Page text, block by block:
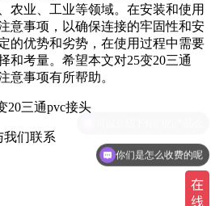
农业、工业等领域。在安装和使用
意事项，以确保连接的牢固性和安
的优势和劣势，在使用过程中需要
和考量。希望本文对25变20三通
意事项有所帮助。
我们联系
你们是怎么收费的呢